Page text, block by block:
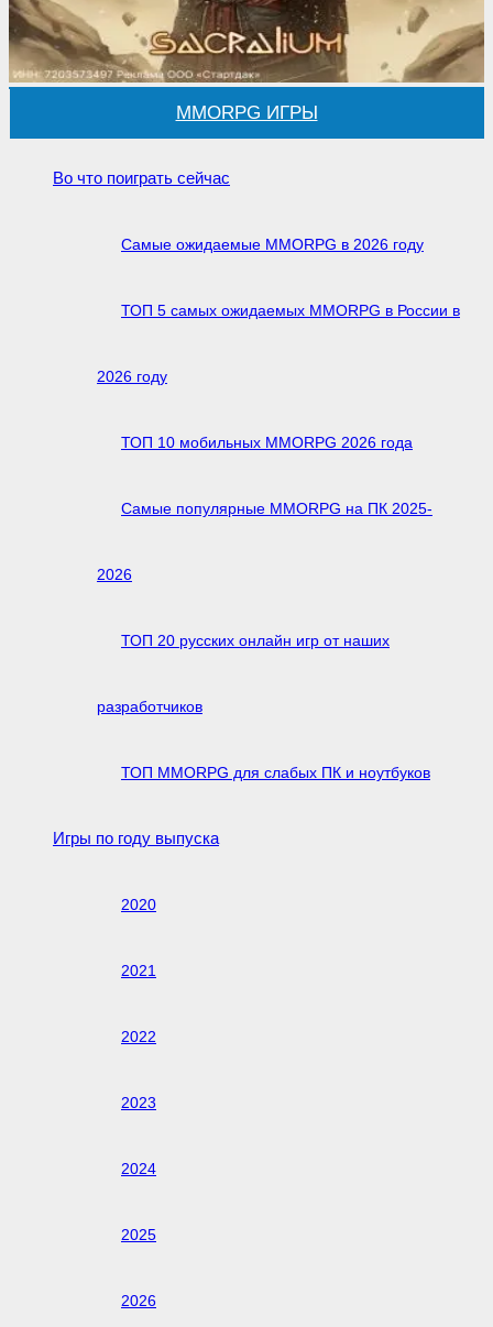
MMORPG ИГРЫ
Во что поиграть сейчас
Самые ожидаемые MMORPG в 2026 году
ТОП 5 самых ожидаемых MMORPG в России в
2026 году
ТОП 10 мобильных MMORPG 2026 года
Самые популярные MMORPG на ПК 2025-
2026
ТОП 20 русских онлайн игр от наших
разработчиков
ТОП MMORPG для слабых ПК и ноутбуков
Игры по году выпуска
2020
2021
2022
2023
2024
2025
2026